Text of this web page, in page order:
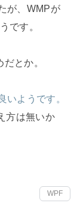
が、WMPが
です。
とか。
いようです。
方は無いか
WPF